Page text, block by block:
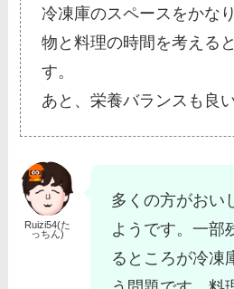
冷凍庫のスペースをかな
物と料理の時間を考える
す。
あと、栄養バランスも良い
Ruizi54(た
っちん)
多くの方がおい
ようです。一部
るところが冷凍